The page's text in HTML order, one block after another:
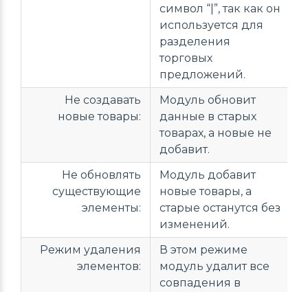
символ “|”, так как он
используется для
разделения
торговых
предложений.
Не создавать
новые товары:
Модуль обновит
данные в старых
товарах, а новые не
добавит.
Не обновлять
существующие
элементы:
Модуль добавит
новые товары, а
старые останутся без
изменений.
Режим удаления
элементов:
В этом режиме
модуль удалит все
совпадения в